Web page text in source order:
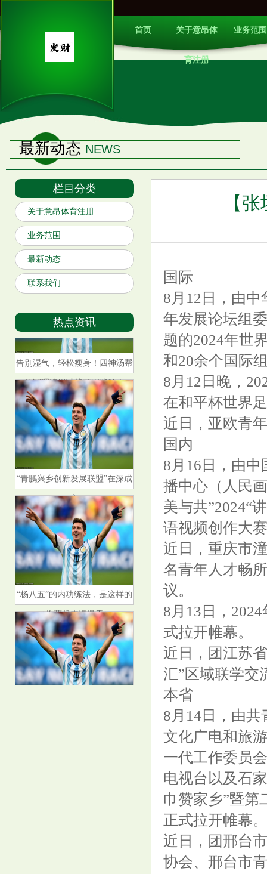
首页 关于意昂体
育注册
业务范围
最新动态 NEWS
栏目分类
关于意昂体育注册
业务范围
最新动态
联系我们
热点资讯
告别湿气，轻松瘦身！四神汤帮
你调理脾胃减掉顽固脂肪！
“青鹏兴乡创新发展联盟”在深成
立
“杨八五”的内功练法，是这样的
（收藏起来慢慢看）
【
国际
8月12日，由
年发展论坛组
题的2024年世
和20余个国际
8月12日晚，
在和平杯世界
近日，亚欧青
国内
8月16日，由
播中心（人民
美与共”2024“
语视频创作大
近日，重庆市
名青年人才畅
议。
8月13日，
式拉开帷幕。
近日，团江苏
汇”区域联学交
本省
8月14日，由
文化广电和旅
一代工作委员
电视台以及石
巾赞家乡”暨第
正式拉开帷幕。
近日，团邢台
协会、邢台市